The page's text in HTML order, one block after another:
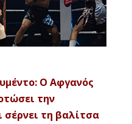
Ο Αφγανός
την
σέρνει τη βαλίτσα